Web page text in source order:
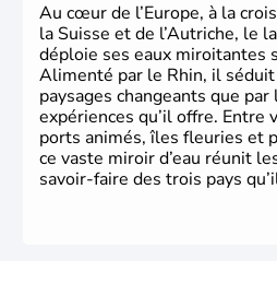
Au cœur de l’Europe, à la
la Suisse et de l’Autriche, le
déploie ses eaux miroitantes
Alimenté par le Rhin, il
paysages changeants que
expériences qu’il offre. Entre
ports animés, îles fleuries et
ce vaste miroir d’eau réunit
savoir-faire des trois pays